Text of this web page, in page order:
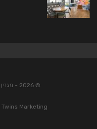
© 2026 - מגזין הבלוק. כל הזכויות שמורות.
Twins Marketing